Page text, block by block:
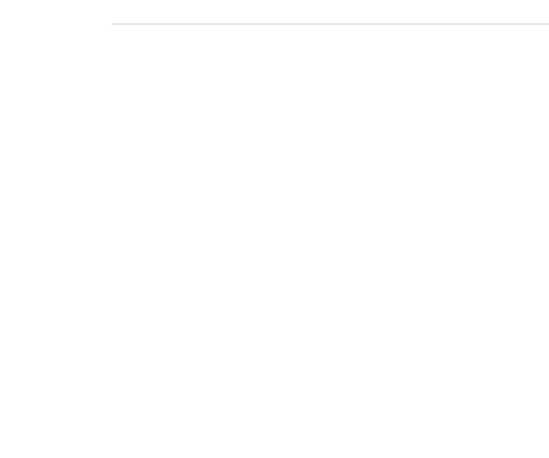
Insurance